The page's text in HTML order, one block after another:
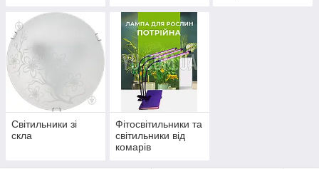
Світильники зі
скла
Фітосвітильники та
світильники від
комарів